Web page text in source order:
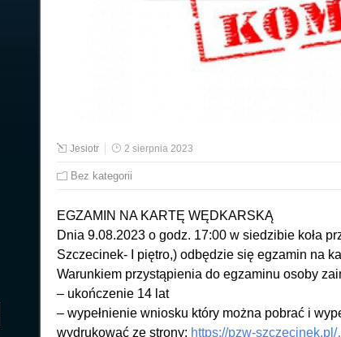
Jesiotr 2 sierpnia 2023
Bez kategorii
EGZAMIN NA KARTĘ WĘDKARSKĄ
Dnia 9.08.2023 o godz. 17:00 w siedzibie koła
Szczecinek- I piętro,) odbędzie się egzamin na
Warunkiem przystąpienia do egzaminu osoby
– ukończenie 14 lat
– wypełnienie wniosku który można pobrać i
wydrukować ze strony: https://pzw-